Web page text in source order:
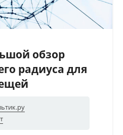
обзор
радиуса для